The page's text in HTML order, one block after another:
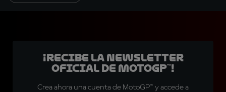
¡Recibe la Newsletter
oficial de MotoGP™!
Crea ahora una cuenta de MotoGP™ y accede a